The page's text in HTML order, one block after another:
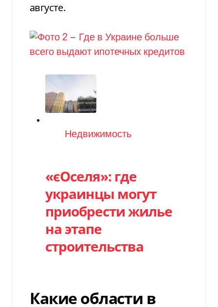
августе.
Категория
Недвижимость
«єОселя»: где
украинцы могут
приобрести жилье
на этапе
строительства
Какие области в